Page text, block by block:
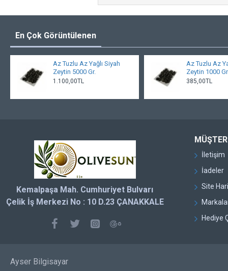
En Çok Görüntülenen
Az Tuzlu Az Yağlı Siyah
Zeytin 5000 Gr.
1.100,00TL
Az Tuzlu Az
Zeytin 1000
385,00TL
Kemalpaşa Mah. Cumhuriyet Bulvarı
Çelik İş Merkezi No : 10 D.23 ÇANAKKALE
İletişim
İadeler
Site
Hediye
Ayser Bilgisayar